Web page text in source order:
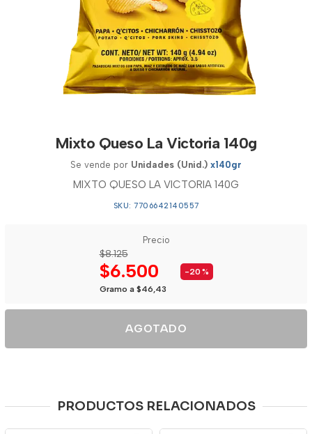
Mixto Queso La Victoria 140g
Se vende por Unidades (Unid.) x140gr
MIXTO QUESO LA VICTORIA 140G
SKU: 7706642140557
Precio
$8.125
$6.500
Gramo a $46,43
-20 %
AGOTADO
PRODUCTOS RELACIONADOS